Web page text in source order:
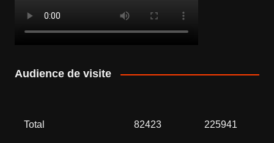
Audience de visite
Total 82423 225941